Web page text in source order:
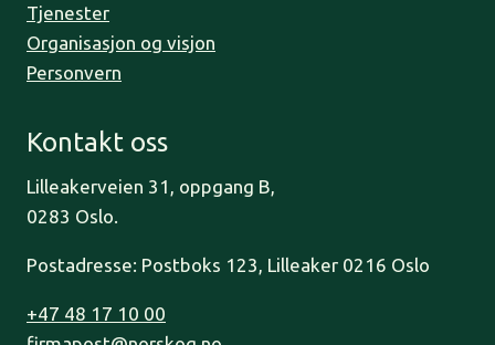
Tjenester
Organisasjon og visjon
Personvern
Kontakt oss
Lilleakerveien 31, oppgang B,
0283 Oslo.
Postadresse: Postboks 123, Lilleaker 0216 Oslo
+47 48 17 10 00